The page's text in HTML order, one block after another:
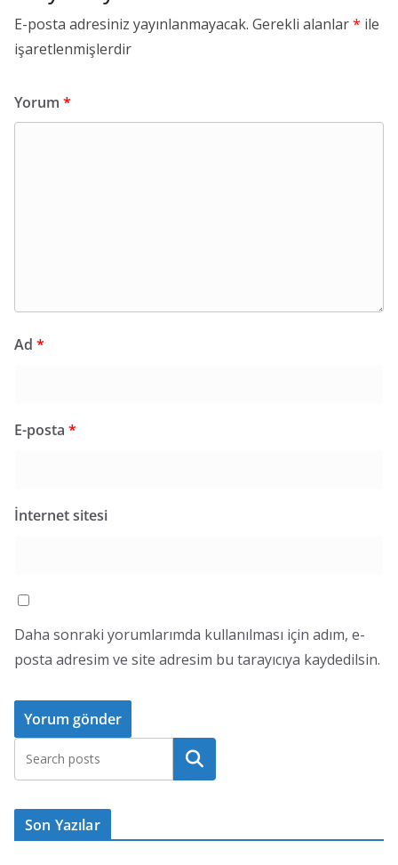
E-posta adresiniz yayınlanmayacak. Gerekli alanlar* ile
işaretlenmişlerdir
Yorum *
Ad *
E-posta *
İnternet sitesi
Daha sonraki yorumlarımda kullanılması için adım, e-
posta adresim ve site adresim bu tarayıcıya kaydedilsin.
Ara
Son Yazılar